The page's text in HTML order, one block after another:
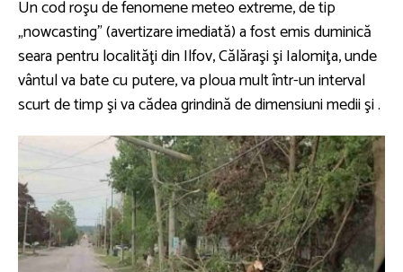
Un cod roşu de fenomene meteo extreme, de tip
„nowcasting” (avertizare imediată) a fost emis duminică
seara pentru localităţi din Ilfov, Călăraşi şi Ialomiţa, unde
vântul va bate cu putere, va ploua mult într-un interval
scurt de timp şi va cădea grindină de dimensiuni medii şi .